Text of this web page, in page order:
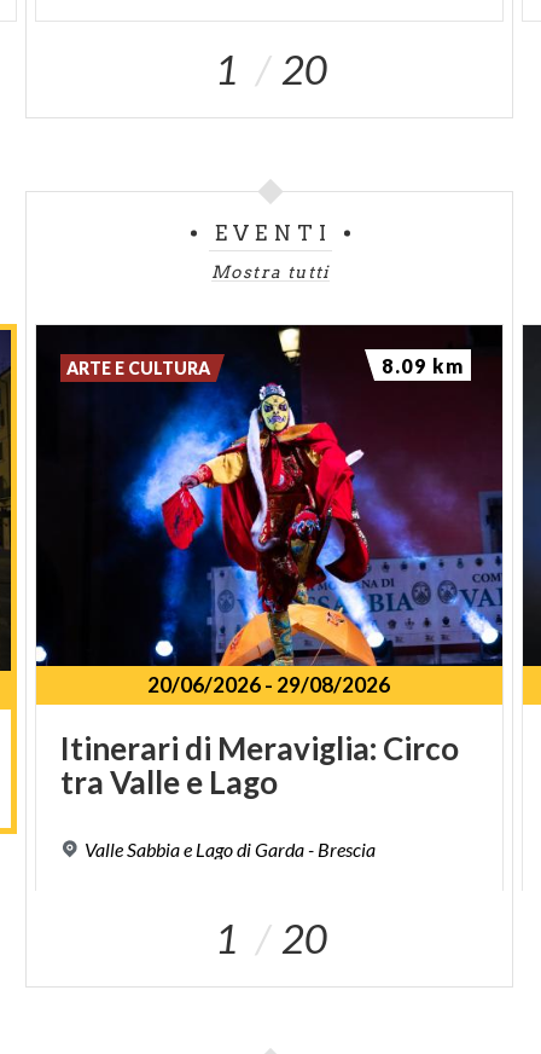
1 20
EVENTI
Mostra tutti
20/06/2026- 29/08/2026
Itinerari di Meraviglia: Circo
traVallee Lago
ValleSabbiae LagodiGarda- Brescia
ARTE E CULTURA 8.09 km
1 20